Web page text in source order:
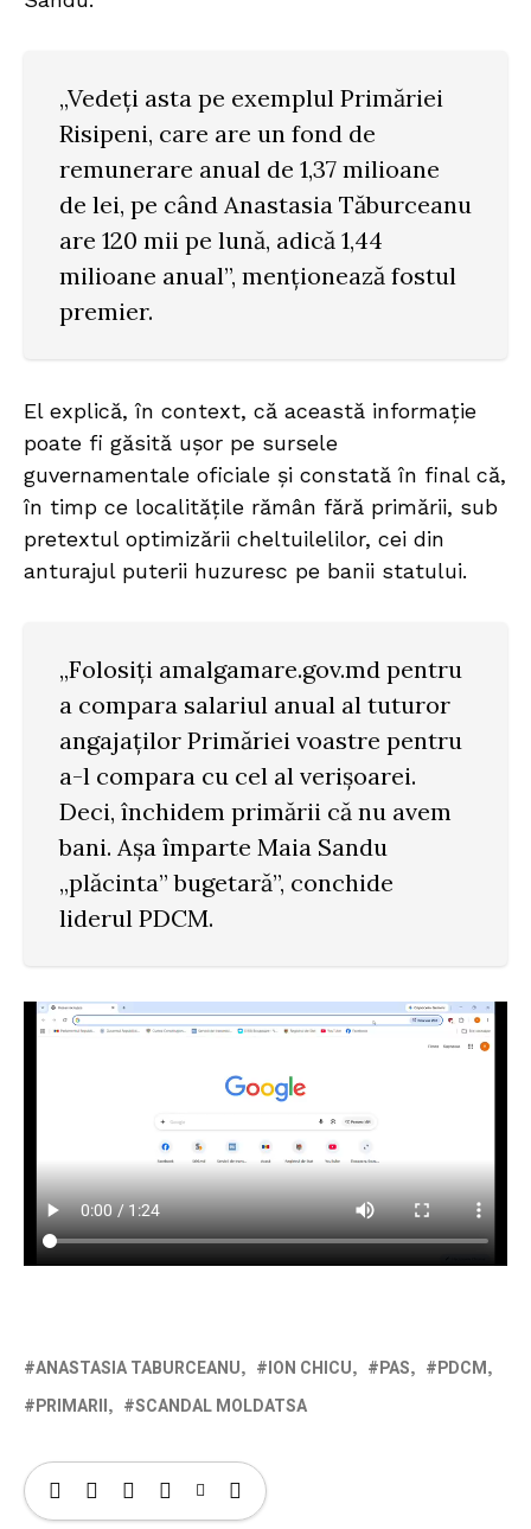
„Vedeți asta pe exemplul Primăriei
Risipeni, care are un fond de
remunerare anual de 1,37 milioane
de lei, pe când Anastasia Tăburceanu
are 120 mii pe lună, adică 1,44
milioane anual”, menționează fostul
premier.
El explică, în context, că această informație
poate fi găsită ușor pe sursele
guvernamentale oficiale și constată în final că,
în timp ce localitățile rămân fără primării, sub
pretextul optimizării cheltuilelilor, cei din
anturajul puterii huzuresc pe banii statului.
„Folosiți amalgamare.gov.md pentru
a compara salariul anual al tuturor
angajaților Primăriei voastre pentru
a-l compara cu cel al verișoarei.
Deci, închidem primării că nu avem
bani. Așa împarte Maia Sandu
„plăcinta” bugetară”, conchide
liderul PDCM.
ANASTASIA TABURCEANU ION CHICU PAS
PDCM
PRIMARII
SCANDAL MOLDATSA